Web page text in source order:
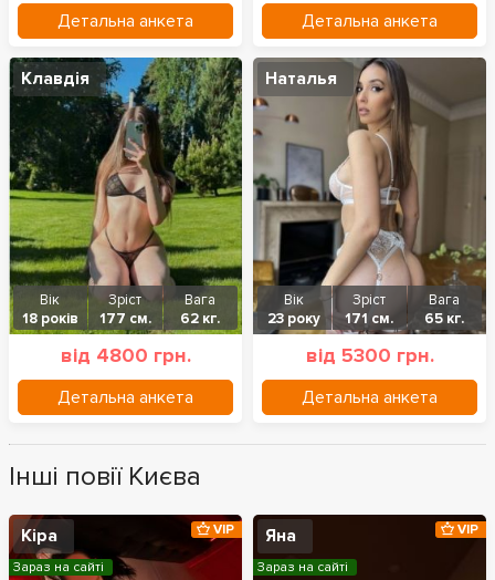
Детальна анкета Детальна анкета
Клавдія
Вік
18 років
Зріст
177 см.
Вага
62 кг.
від 4800 грн.
Детальна анкета
Наталья
Вік
23 року
Зріст
171 см.
Вага
65 кг.
від 5300 грн.
Детальна анкета
Інші повії Києва
Кіра VIP
Зараз на сайті
Яна VIP
Зараз на сайті